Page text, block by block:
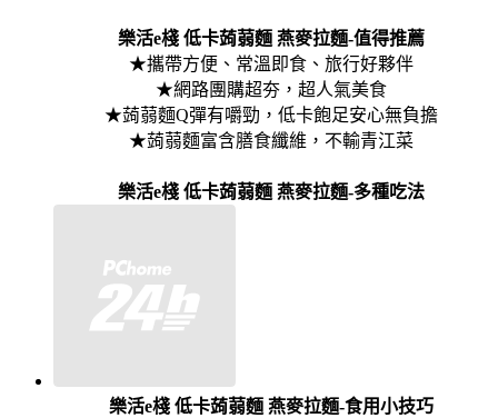
樂活e棧 低卡蒟蒻麵 燕麥拉麵-值得推薦
★攜帶方便、常溫即食、旅行好夥伴
★網路團購超夯，超人氣美食
★蒟蒻麵Q彈有嚼勁，低卡飽足安心無負擔
★蒟蒻麵富含膳食纖維，不輸青江菜
樂活e棧 低卡蒟蒻麵 燕麥拉麵-多種吃法
樂活e棧 低卡蒟蒻麵 燕麥拉麵-食用小技巧